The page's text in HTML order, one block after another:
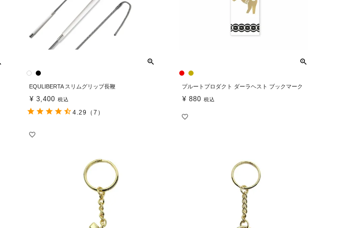
EQULIBERTA スリムグリップ長鞭
¥ 3,400 税込
4.29 （7）
プルートプロダクト ダーラヘスト ブックマーク
¥ 880 税込